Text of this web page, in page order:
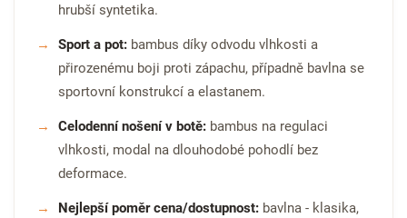
hrubší syntetika.
Sport a pot: bambus díky odvodu vlhkosti a
přirozenému boji proti zápachu, případně bavlna se
sportovní konstrukcí a elastanem.
Celodenní nošení v botě: bambus na regulaci
vlhkosti, modal na dlouhodobé pohodlí bez
deformace.
Nejlepší poměr cena/dostupnost: bavlna - klasika,